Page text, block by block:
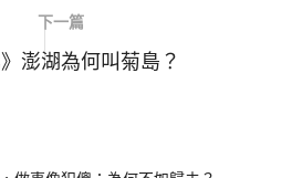
下一篇
》澎湖為何叫菊島？